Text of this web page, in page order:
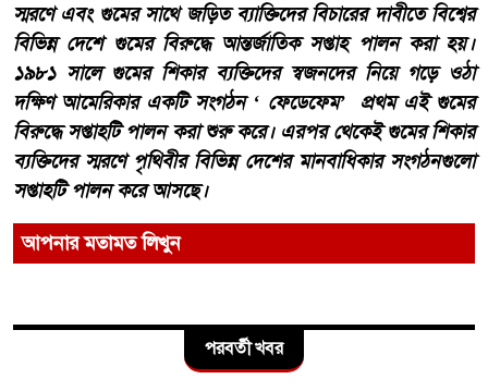
স্মরণে এবং গুমের সাথে জড়িত ব্যাক্তিদের বিচারের দাবীতে বিশ্বের
বিভিন্ন দেশে গুমের বিরুদ্ধে আন্তর্জাতিক সপ্তাহ পালন করা হয়।
১৯৮১ সালে গুমের শিকার ব্যক্তিদের স্বজনদের নিয়ে গড়ে ওঠা
দক্ষিণ আমেরিকার একটি সংগঠন ‘ ফেডেফেম’ প্রথম এই গুমের
বিরুদ্ধে সপ্তাহটি পালন করা শুরু করে। এরপর থেকেই গুমের শিকার
ব্যক্তিদের স্মরণে পৃথিবীর বিভিন্ন দেশের মানবাধিকার সংগঠনগুলো
সপ্তাহটি পালন করে আসছে।
আপনার মতামত লিখুন
পরবর্তী খবর